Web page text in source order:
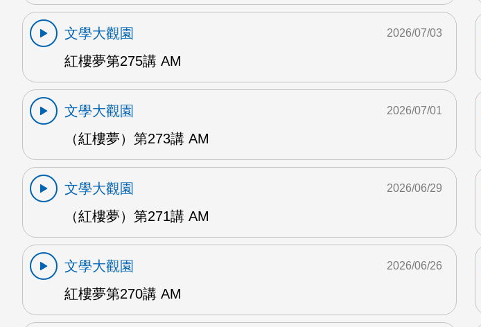
文學大觀園
紅樓夢第275講 AM
2026/07/03
文學大觀園
（紅樓夢）第273講 AM
2026/07/01
文學大觀園
（紅樓夢）第271講 AM
2026/06/29
文學大觀園
紅樓夢第270講 AM
2026/06/26